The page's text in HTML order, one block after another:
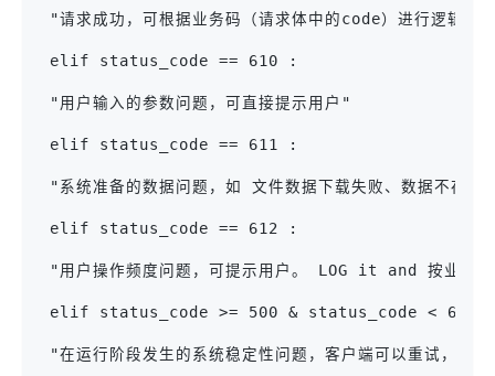
"请求成功，可根据业务码（请求体中的code）进行逻辑处
elif status_code == 610 :
"用户输入的参数问题，可直接提示用户"
elif status_code == 611 :
"系统准备的数据问题，如 文件数据下载失败、数据不存
elif status_code == 612 :
"用户操作频度问题，可提示用户。 LOG it and 按业务
elif status_code >= 500 & status_code < 600
"在运行阶段发生的系统稳定性问题，客户端可以重试，或